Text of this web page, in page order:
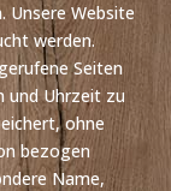
Unsere Website
werden.
Seiten
und Uhrzeit zu
ohne
bezogen
Name,